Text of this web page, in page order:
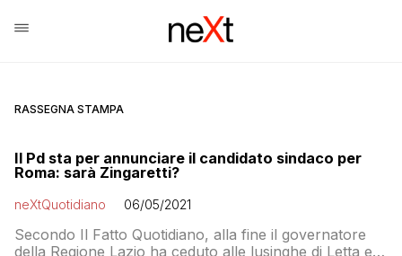
RASSEGNA STAMPA
Il Pd sta per annunciare il candidato sindaco per
Roma: sarà Zingaretti?
neXtQuotidiano 06/05/2021
Secondo Il Fatto Quotidiano, alla fine il governatore
della Regione Lazio ha ceduto alle lusinghe di Letta e